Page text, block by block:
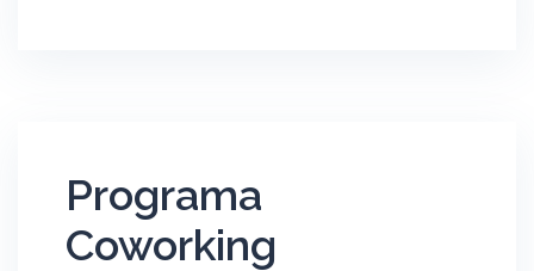
Programa
Coworking